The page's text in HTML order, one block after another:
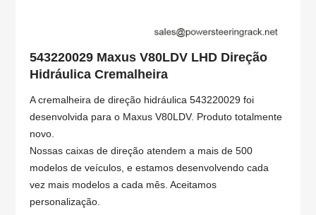
543220029 Maxus V80LDV LHD Direção
Hidráulica Cremalheira
A cremalheira de direção hidráulica 543220029 foi
desenvolvida para o Maxus V80LDV. Produto totalmente
novo.
Nossas caixas de direção atendem a mais de 500
modelos de veículos, e estamos desenvolvendo cada
vez mais modelos a cada mês. Aceitamos
personalização.